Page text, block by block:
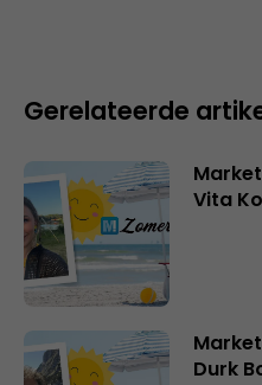
Gerelateerde
Vita
Durk